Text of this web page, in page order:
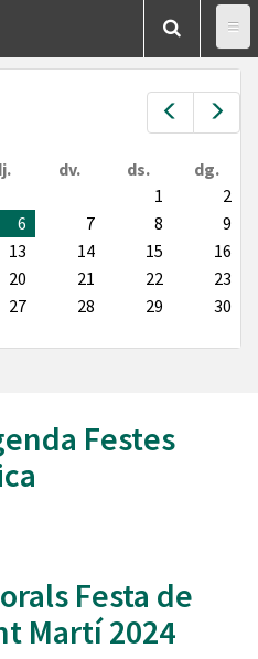
Prev
dv. ds.
dg.
1
2
6 7 8
9
13 14 15
16
20 21 22
23
27 28 29
30
Festes
Festa de
Martí 2024